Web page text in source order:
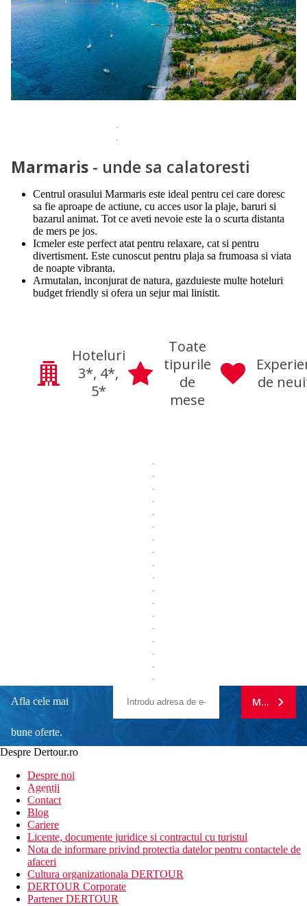
Marmaris - unde sa calatoresti
Centrul orasului Marmaris este ideal pentru cei care doresc
sa fie aproape de actiune, cu acces usor la plaje, baruri si
bazarul animat. Tot ce aveti nevoie este la o scurta distanta
de mers pe jos.
Icmeler este perfect atat pentru relaxare, cat si pentru
divertisment. Este cunoscut pentru plaja sa frumoasa si viata
de noapte vibranta.
Armutalan, inconjurat de natura, gazduieste multe hoteluri
budget friendly si ofera un sejur mai linistit.
Hoteluri
3*, 4*,
5*
Toate
tipurile
de
mese
de
Afla cele mai
bune oferte.
newsletter!
MA
Despre Dertour.ro
Despre noi
Agentii
Contact
Blog
Cariere
Licente, documente juridice si contractul cu turistul
Nota de informare privind protectia datelor pentru contactele de
afaceri
Cultura organizationala DERTOUR
DERTOUR Corporate
Partener DERTOUR